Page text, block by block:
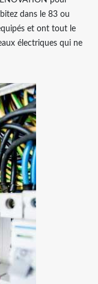
dans le 83 ou
et ont tout le
électriques qui ne